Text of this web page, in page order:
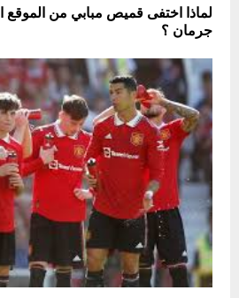
لماذا اختفى قميص مبابي من
جرمان ؟